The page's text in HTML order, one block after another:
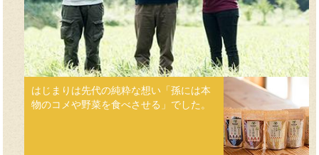
はじまりは先代の純粋な想い「孫には本
物のコメや野菜を食べさせる」でした。